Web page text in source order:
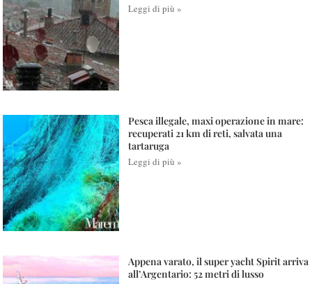
Leggi di più »
Pesca illegale, maxi operazione in mare:
recuperati 21 km di reti, salvata una
tartaruga
Leggi di più »
Appena varato, il super yacht Spirit arriva
all’Argentario: 52 metri di lusso